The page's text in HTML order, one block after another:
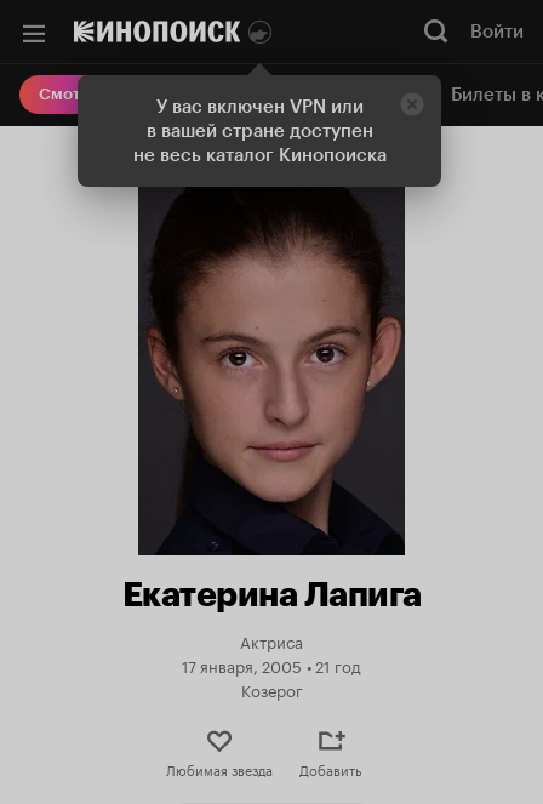
У вас включен VPN или
в вашей стране доступен
не весь каталог Кинопоиска
Войти
Смотреть кино Онлайн-кинотеатр Билеты в
Екатерина Лапига
Актриса
17 января, 2005 •21 год
Козерог
Любимая звезда Добавить